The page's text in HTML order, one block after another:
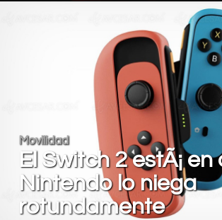
Movilidad
El Switch 2 estÃ¡
Nintendo lo niega
rotundamente